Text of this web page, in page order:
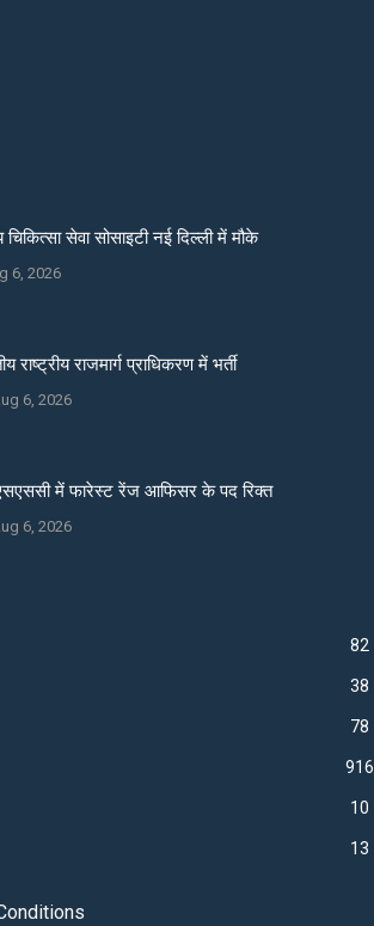
चिकित्सा सेवा सोसाइटी नई दिल्ली में मौके
6, 2026
राष्ट्रीय राजमार्ग प्राधिकरण में भर्ती
6, 2026
में फारेस्ट रेंज आफिसर के पद रिक्त
6, 2026
82
38
78
916
10
13